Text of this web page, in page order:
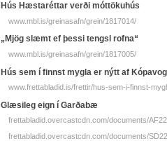
Hús Hæstaréttar verði móttökuhús
www.mbl.is/greinasafn/grein/1817014/
„Mjög slæmt ef þessi tengsl rofna“
www.mbl.is/greinasafn/grein/1817005/
Hús sem í finnst mygla er nýtt af
www.frettabladid.is/frettir/hus-sem-i-finnst-
Glæsileg eign í Garðabæ
frettabladid.overcastcdn.com/documents/
frettabladid.overcastcdn.com/documents/